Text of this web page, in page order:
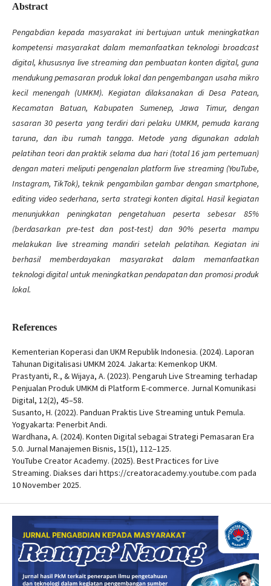
Abstract
Pengabdian kepada masyarakat ini bertujuan untuk meningkatkan
kompetensi masyarakat dalam memanfaatkan teknologi broadcast
digital, khususnya live streaming dan pembuatan konten digital, guna
mendukung pemasaran produk lokal dan pengembangan usaha mikro
kecil menengah (UMKM). Kegiatan dilaksanakan di Desa Patean,
Kecamatan Batuan, Kabupaten Sumenep, Jawa Timur, dengan
sasaran 30 peserta yang terdiri dari pelaku UMKM, pemuda karang
taruna, dan ibu rumah tangga. Metode yang digunakan adalah
pelatihan teori dan praktik selama dua hari (total 16 jam pertemuan)
dengan materi meliputi pengenalan platform live streaming (YouTube,
Instagram, TikTok), teknik pengambilan gambar dengan smartphone,
editing video sederhana, serta strategi konten digital. Hasil kegiatan
menunjukkan peningkatan pengetahuan peserta sebesar 85%
(berdasarkan pre-test dan post-test) dan 90% peserta mampu
melakukan live streaming mandiri setelah pelatihan. Kegiatan ini
berhasil memberdayakan masyarakat dalam memanfaatkan
teknologi digital untuk meningkatkan pendapatan dan promosi produk
lokal.
References
Kementerian Koperasi dan UKM Republik Indonesia. (2024). Laporan
Tahunan Digitalisasi UMKM 2024. Jakarta: Kemenkop UKM.
Prastyanti, R., & Wijaya, A. (2023). Pengaruh Live Streaming terhadap
Penjualan Produk UMKM di Platform E-commerce. Jurnal Komunikasi
Digital, 12(2), 45–58.
Susanto, H. (2022). Panduan Praktis Live Streaming untuk Pemula.
Yogyakarta: Penerbit Andi.
Wardhana, A. (2024). Konten Digital sebagai Strategi Pemasaran Era
5.0. Jurnal Manajemen Bisnis, 15(1), 112–125.
YouTube Creator Academy. (2025). Best Practices for Live
Streaming. Diakses dari https://creatoracademy.youtube.com pada
10 November 2025.